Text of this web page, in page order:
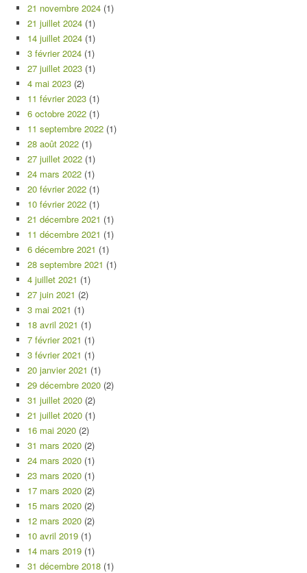
21 novembre 2024 (1)
21 juillet 2024 (1)
14 juillet 2024 (1)
3 février 2024 (1)
27 juillet 2023 (1)
4 mai 2023 (2)
11 février 2023 (1)
6 octobre 2022 (1)
11 septembre 2022 (1)
28 août 2022 (1)
27 juillet 2022 (1)
24 mars 2022 (1)
20 février 2022 (1)
10 février 2022 (1)
21 décembre 2021 (1)
11 décembre 2021 (1)
6 décembre 2021 (1)
28 septembre 2021 (1)
4 juillet 2021 (1)
27 juin 2021 (2)
3 mai 2021 (1)
18 avril 2021 (1)
7 février 2021 (1)
3 février 2021 (1)
20 janvier 2021 (1)
29 décembre 2020 (2)
31 juillet 2020 (2)
21 juillet 2020 (1)
16 mai 2020 (2)
31 mars 2020 (2)
24 mars 2020 (1)
23 mars 2020 (1)
17 mars 2020 (2)
15 mars 2020 (2)
12 mars 2020 (2)
10 avril 2019 (1)
14 mars 2019 (1)
31 décembre 2018 (1)